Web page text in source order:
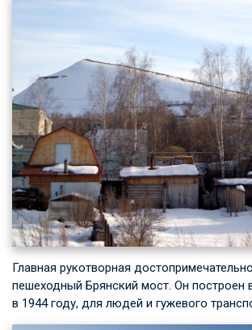
Главная рукотворная
пешеходный Брянский мост. Он построен
в 1944 году, для людей и гужевого